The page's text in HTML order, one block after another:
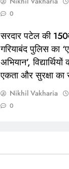
0
सरदार पटेल की
गरियाबंद पुलिस का
अभियान’, विद्यार्थियों
एकता और सुरक्षा
Nikhil Vakharia
0